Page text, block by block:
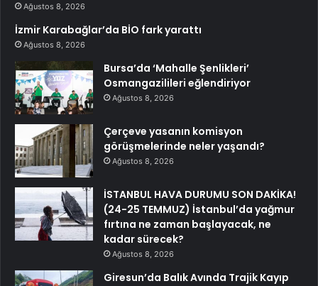
Ağustos 8, 2026
İzmir Karabağlar’da BİO fark yarattı
Ağustos 8, 2026
Bursa’da ‘Mahalle Şenlikleri’
Osmangazilileri eğlendiriyor
Ağustos 8, 2026
Çerçeve yasanın komisyon
görüşmelerinde neler yaşandı?
Ağustos 8, 2026
İSTANBUL HAVA DURUMU SON DAKİKA!
(24-25 TEMMUZ) İstanbul’da yağmur
fırtına ne zaman başlayacak, ne
kadar sürecek?
Ağustos 8, 2026
Giresun’da Balık Avında Trajik Kayıp